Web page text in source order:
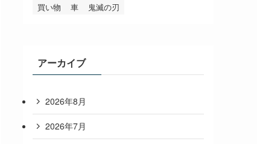
買い物
車 鬼滅の刃
アーカイブ
2026年8月
2026年7月